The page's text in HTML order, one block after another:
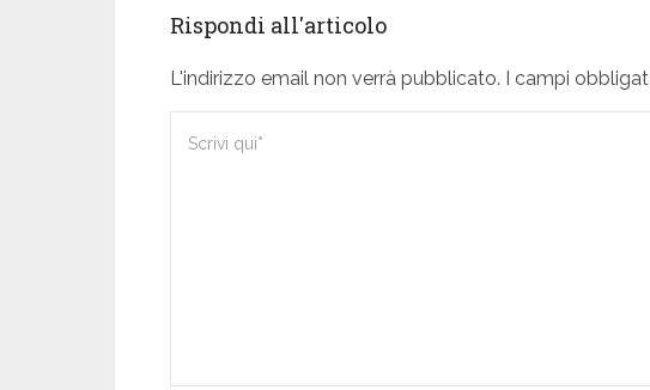
Rispondi all'articolo
L'indirizzo email non verrà pubblicato. I campi